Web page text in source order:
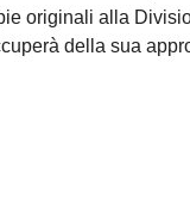
originali alla
della sua